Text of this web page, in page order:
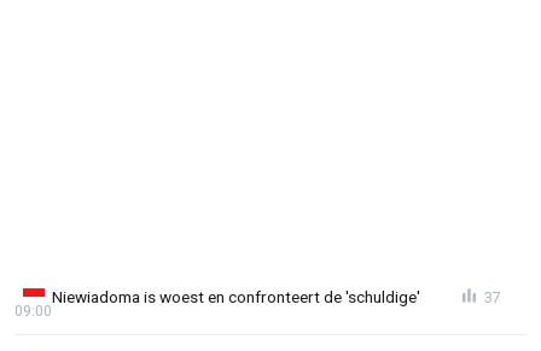
Niewiadoma is woest en confronteert de 'schuldige'
09:00
37